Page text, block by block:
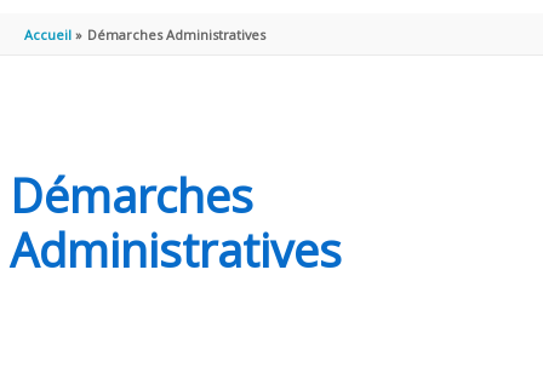
PRINCIPAL
Accueil Démarches Administratives
Démarches
Administratives